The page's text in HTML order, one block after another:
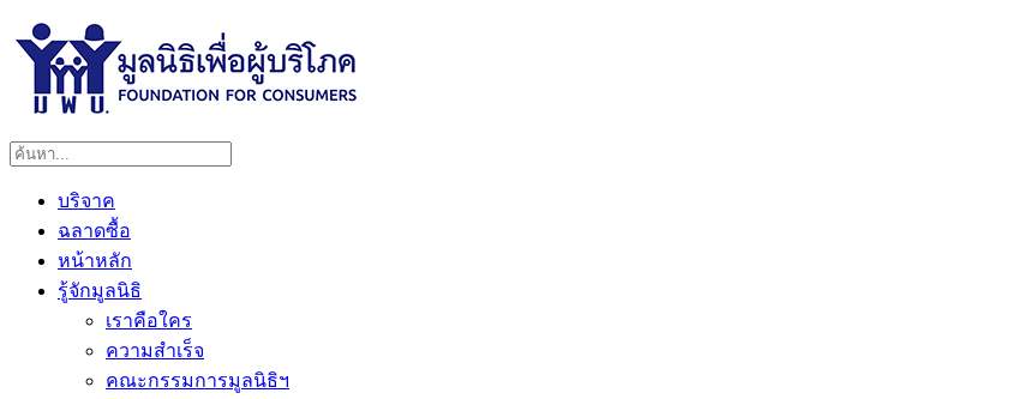
บริจาค
ฉลาดซื้อ
หน้าหลัก
รู้จักมูลนิธิ
เราคือใคร
ความสำเร็จ
คณะกรรมการมูลนิธิฯ